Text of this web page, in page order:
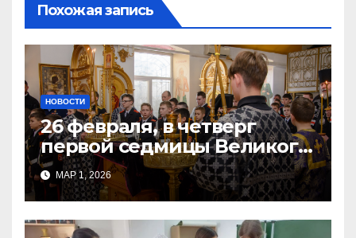
Похожая запись
НОВОСТИ
26 февраля, в четверг
первой седмицы Великого
Поста, в Свято-Никольском
храме состоялось Великое
МАР 1, 2026